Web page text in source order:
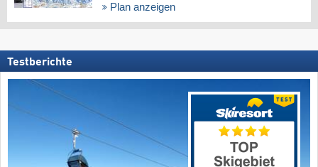
Plan anzeigen
Testberichte